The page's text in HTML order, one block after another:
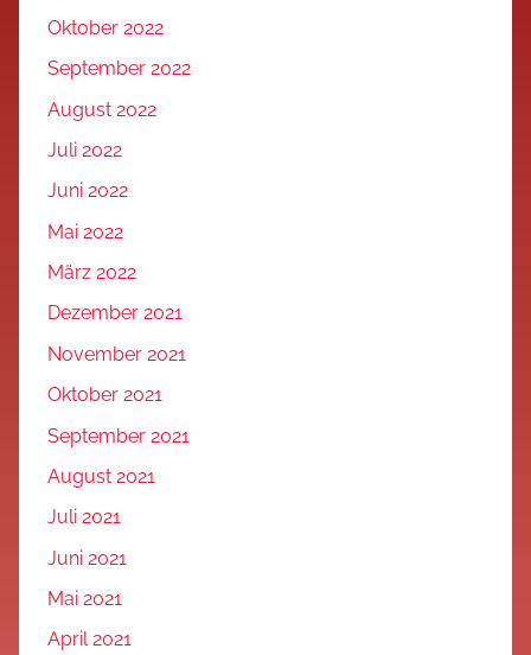
Oktober 2022
September 2022
August 2022
Juli 2022
Juni 2022
Mai 2022
März 2022
Dezember 2021
November 2021
Oktober 2021
September 2021
August 2021
Juli 2021
Juni 2021
Mai 2021
April 2021